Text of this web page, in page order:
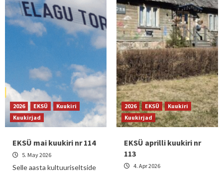
2026 EKSÜ
Kuukiri
Kuukirjad
EKSÜ mai kuukiri nr 114
5. May 2026
Selle aasta kultuuriseltside
2026 EKSÜ
Kuukiri
Kuukirjad
EKSÜ aprilli kuukiri nr
113
4. Apr 2026